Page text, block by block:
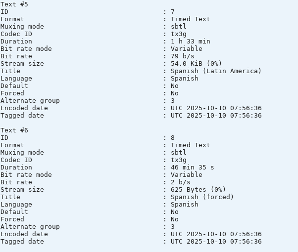
Text #5
ID : 7
Format : Timed Text
Muxing mode : sbtl
Codec ID : tx3g
Duration : 1 h 33 min
Bit rate mode : Variable
Bit rate : 79 b/s
Stream size : 54.0 KiB (0%)
Title : Spanish (Latin America)
Language : Spanish
Default : No
Forced : No
Alternate group : 3
Encoded date : UTC 2025-10-10 07:56:36
Tagged date : UTC 2025-10-10 07:56:36
Text #6
ID : 8
Format : Timed Text
Muxing mode : sbtl
Codec ID : tx3g
Duration : 46 min 35 s
Bit rate mode : Variable
Bit rate : 2 b/s
Stream size : 625 Bytes (0%)
Title : Spanish (forced)
Language : Spanish
Default : No
Forced : No
Alternate group : 3
Encoded date : UTC 2025-10-10 07:56:36
Tagged date : UTC 2025-10-10 07:56:36